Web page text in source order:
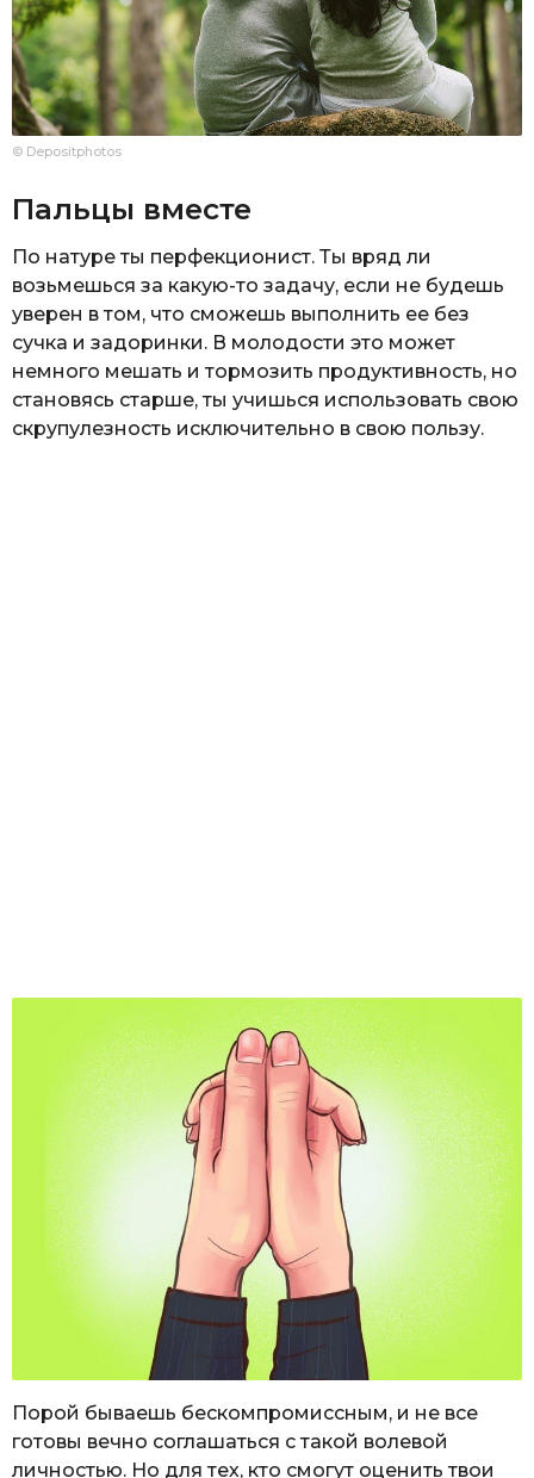
© Depositphotos
Пальцы вместе
По натуре ты перфекционист. Ты вряд ли
возьмешься за какую-то задачу, если не будешь
уверен в том, что сможешь выполнить ее без
сучка и задоринки. В молодости это может
немного мешать и тормозить продуктивность, но
становясь старше, ты учишься использовать свою
скрупулезность исключительно в свою пользу.
Порой бываешь бескомпромиссным, и не все
готовы вечно соглашаться с такой волевой
личностью. Но для тех, кто смогут оценить твои